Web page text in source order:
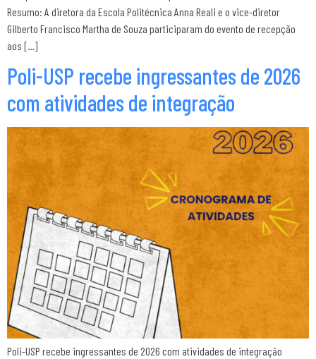
Resumo: A diretora da Escola Politécnica Anna Reali e o vice-diretor
Gilberto Francisco Martha de Souza participaram do evento de recepção
aos […]
Poli-USP recebe ingressantes de 2026
com atividades de integração
Poli-USP recebe ingressantes de 2026 com atividades de integração